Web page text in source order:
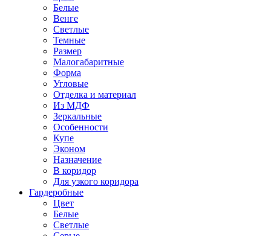
Белые
Венге
Светлые
Темные
Размер
Малогабаритные
Форма
Угловые
Отделка и материал
Из МДФ
Зеркальные
Особенности
Купе
Эконом
Назначение
В коридор
Для узкого коридора
Гардеробные
Цвет
Белые
Светлые